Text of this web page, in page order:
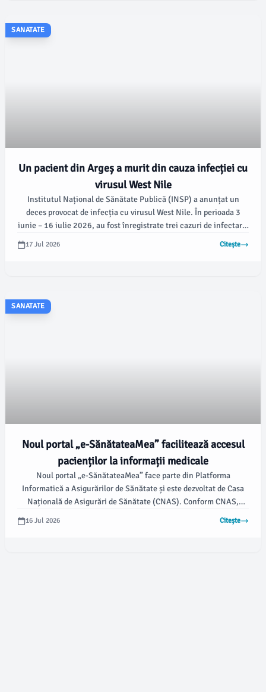
SANATATE
Un pacient din Argeș a murit din cauza infecției cu
virusul West Nile
Institutul Național de Sănătate Publică (INSP) a anunțat un
deces provocat de infecția cu virusul West Nile. În perioada 3
iunie – 16 iulie 2026, au fost înregistrate trei cazuri de infectare,
17 Jul 2026 Citește
SANATATE
Noul portal „e-SănătateaMea” facilitează accesul
pacienților la informații medicale
Noul portal „e-SănătateaMea” face parte din Platforma
Informatică a Asigurărilor de Sănătate și este dezvoltat de Casa
Națională de Asigurări de Sănătate (CNAS). Conform CNAS,
serviciilor în toamna anului 2026, facilitând astfel interacțiunea
16 Jul 2026 Citește